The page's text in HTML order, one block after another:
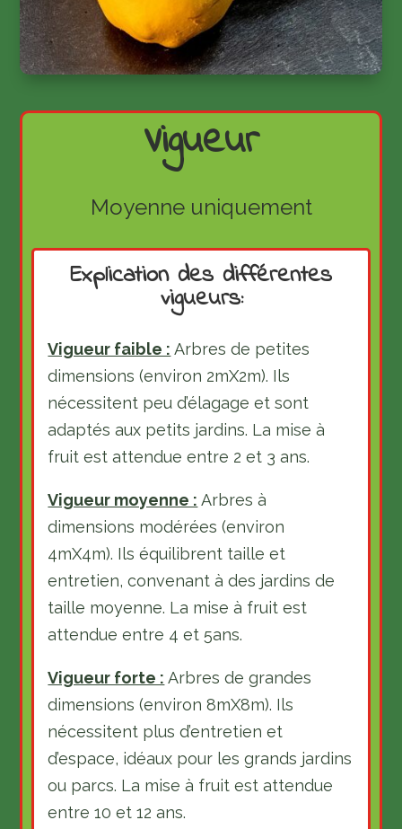
Vigueur
Moyenne uniquement
Explication des différentes
vigueurs:
Vigueur faible : Arbres de petites
dimensions (environ 2mX2m). Ils
nécessitent peu d’élagage et sont
adaptés aux petits jardins. La mise à
fruit est attendue entre 2 et 3 ans.
Vigueur moyenne : Arbres à
dimensions modérées (environ
4mX4m). Ils équilibrent taille et
entretien, convenant à des jardins de
taille moyenne. La mise à fruit est
attendue entre 4 et 5ans.
Vigueur forte : Arbres de grandes
dimensions (environ 8mX8m). Ils
nécessitent plus d’entretien et
d’espace, idéaux pour les grands jardins
ou parcs. La mise à fruit est attendue
entre 10 et 12 ans.